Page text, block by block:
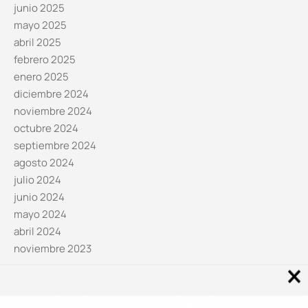
junio 2025
mayo 2025
abril 2025
febrero 2025
enero 2025
diciembre 2024
noviembre 2024
octubre 2024
septiembre 2024
agosto 2024
julio 2024
junio 2024
mayo 2024
abril 2024
noviembre 2023